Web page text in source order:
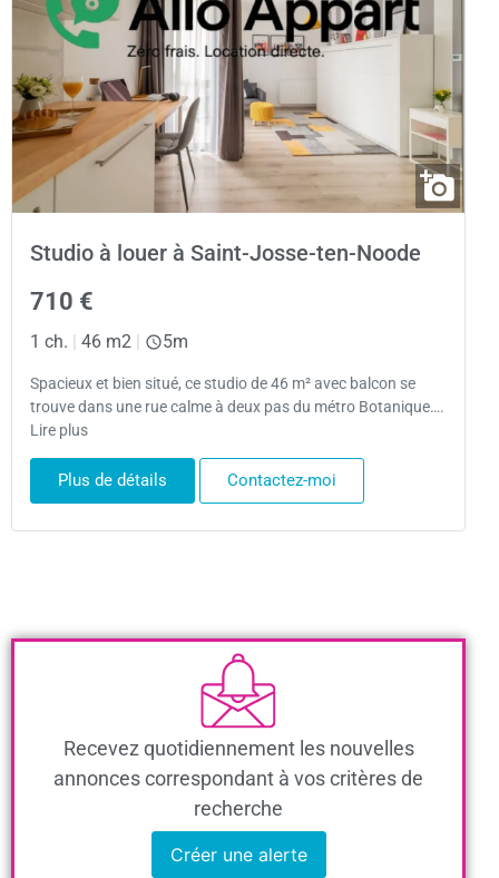
Studio à louer à Saint-Josse-ten-Noode
710 €
1 ch. 46 m2 5m
Spacieux et bien situé, ce studio de 46 m² avec balcon se
trouve dans une rue calme à deux pas du métro Botanique….
Lire plus
Plus de détails Contactez-moi
Recevez quotidiennement les nouvelles
annonces correspondant à vos critères de
recherche
Créer une alerte